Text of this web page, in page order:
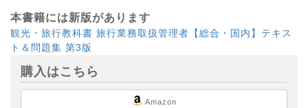
本書籍には新版があります
観光・旅行教科書 旅行業務取扱管理者【総合・国内】テキス
ト＆問題集 第3版
購入はこちら
Amazon